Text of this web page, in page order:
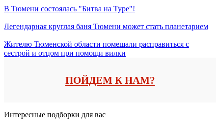
В Тюмени состоялась "Битва на Туре"!
Легендарная круглая баня Тюмени может стать планетарием
Жителю Тюменской области помешали расправиться с
сестрой и отцом при помощи вилки
ПОЙДЕМ К НАМ?
Интересные подборки для вас